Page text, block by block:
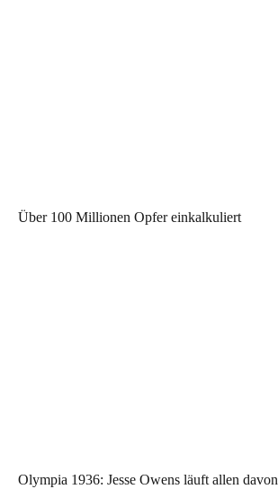
Über 100 Millionen Opfer einkalkuliert
Olympia 1936: Jesse Owens läuft allen davon